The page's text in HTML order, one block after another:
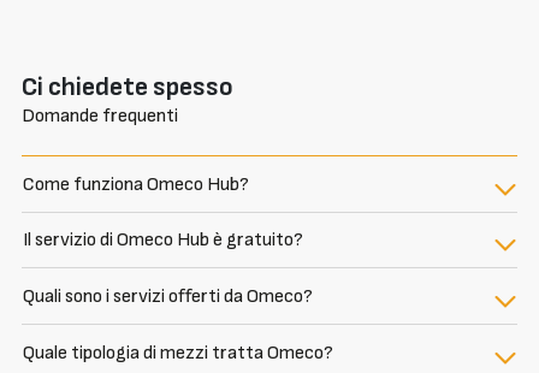
Ci chiedete spesso
Domande frequenti
Come funziona Omeco Hub?
Il servizio di Omeco Hub è gratuito?
Quali sono i servizi offerti da Omeco?
Quale tipologia di mezzi tratta Omeco?